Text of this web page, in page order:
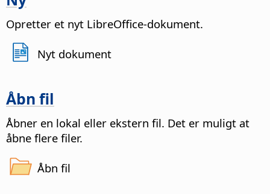
Opretter et nyt LibreOffice-dokument.
Nyt dokument
Åbn fil
Åbner en lokal eller ekstern fil. Det er muligt at
åbne flere filer.
Åbn fil